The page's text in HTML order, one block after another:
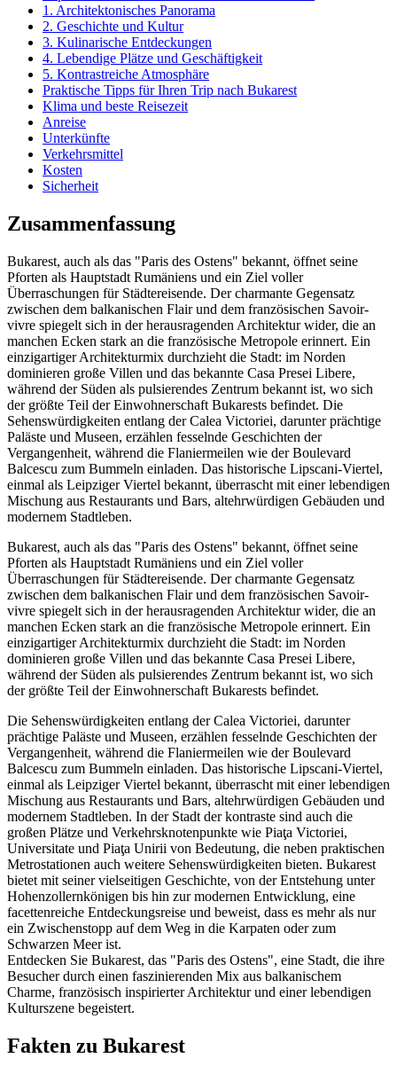
1. Architektonisches Panorama
2. Geschichte und Kultur
3. Kulinarische Entdeckungen
4. Lebendige Plätze und Geschäftigkeit
5. Kontrastreiche Atmosphäre
Praktische Tipps für Ihren Trip nach Bukarest
Klima und beste Reisezeit
Anreise
Unterkünfte
Verkehrsmittel
Kosten
Sicherheit
Zusammenfassung
Bukarest, auch als das "Paris des Ostens" bekannt, öffnet seine
Pforten als Hauptstadt Rumäniens und ein Ziel voller
Überraschungen für Städtereisende. Der charmante Gegensatz
zwischen dem balkanischen Flair und dem französischen Savoir-
vivre spiegelt sich in der herausragenden Architektur wider, die an
manchen Ecken stark an die französische Metropole erinnert. Ein
einzigartiger Architekturmix durchzieht die Stadt: im Norden
dominieren große Villen und das bekannte Casa Presei Libere,
während der Süden als pulsierendes Zentrum bekannt ist, wo sich
der größte Teil der Einwohnerschaft Bukarests befindet. Die
Sehenswürdigkeiten entlang der Calea Victoriei, darunter prächtige
Paläste und Museen, erzählen fesselnde Geschichten der
Vergangenheit, während die Flaniermeilen wie der Boulevard
Balcescu zum Bummeln einladen. Das historische Lipscani-Viertel,
einmal als Leipziger Viertel bekannt, überrascht mit einer lebendigen
Mischung aus Restaurants und Bars, altehrwürdigen Gebäuden und
modernem Stadtleben.
Bukarest, auch als das "Paris des Ostens" bekannt, öffnet seine
Pforten als Hauptstadt Rumäniens und ein Ziel voller
Überraschungen für Städtereisende. Der charmante Gegensatz
zwischen dem balkanischen Flair und dem französischen Savoir-
vivre spiegelt sich in der herausragenden Architektur wider, die an
manchen Ecken stark an die französische Metropole erinnert. Ein
einzigartiger Architekturmix durchzieht die Stadt: im Norden
dominieren große Villen und das bekannte Casa Presei Libere,
während der Süden als pulsierendes Zentrum bekannt ist, wo sich
der größte Teil der Einwohnerschaft Bukarests befindet.
Die Sehenswürdigkeiten entlang der Calea Victoriei, darunter
prächtige Paläste und Museen, erzählen fesselnde Geschichten der
Vergangenheit, während die Flaniermeilen wie der Boulevard
Balcescu zum Bummeln einladen. Das historische Lipscani-Viertel,
einmal als Leipziger Viertel bekannt, überrascht mit einer lebendigen
Mischung aus Restaurants und Bars, altehrwürdigen Gebäuden und
modernem Stadtleben. In der Stadt der kontraste sind auch die
großen Plätze und Verkehrsknotenpunkte wie Piaţa Victoriei,
Universitate und Piaţa Unirii von Bedeutung, die neben praktischen
Metrostationen auch weitere Sehenswürdigkeiten bieten. Bukarest
bietet mit seiner vielseitigen Geschichte, von der Entstehung unter
Hohenzollernkönigen bis hin zur modernen Entwicklung, eine
facettenreiche Entdeckungsreise und beweist, dass es mehr als nur
ein Zwischenstopp auf dem Weg in die Karpaten oder zum
Schwarzen Meer ist.
Entdecken Sie Bukarest, das "Paris des Ostens", eine Stadt, die ihre
Besucher durch einen faszinierenden Mix aus balkanischem
Charme, französisch inspirierter Architektur und einer lebendigen
Kulturszene begeistert.
Fakten zu Bukarest